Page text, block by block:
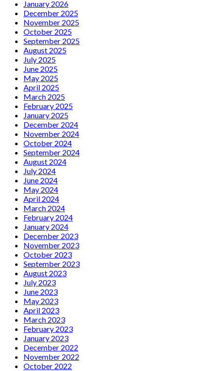
January 2026
December 2025
November 2025
October 2025
September 2025
August 2025
July 2025
June 2025
May 2025
April 2025
March 2025
February 2025
January 2025
December 2024
November 2024
October 2024
September 2024
August 2024
July 2024
June 2024
May 2024
April 2024
March 2024
February 2024
January 2024
December 2023
November 2023
October 2023
September 2023
August 2023
July 2023
June 2023
May 2023
April 2023
March 2023
February 2023
January 2023
December 2022
November 2022
October 2022